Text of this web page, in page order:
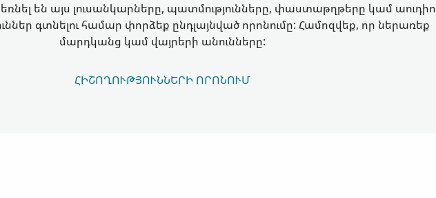
են այս լուսանկարները, պատմությունները, փաստաթղթերը կամ աուդիո
գտնելու համար փորձեք ընդլայնված որոնումը: Համոզվեք, որ ներառեք
մարդկանց կամ վայրերի անունները:
ՀԻՇՈՂՈՒԹՅՈՒՆՆԵՐԻ ՈՐՈՆՈՒՄ